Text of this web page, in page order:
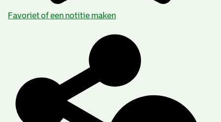
Favoriet of een notitie maken